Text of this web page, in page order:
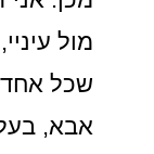
מול
שכל אחד
אבא,